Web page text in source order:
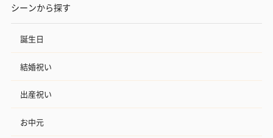
シーンから探す
誕生日
結婚祝い
出産祝い
お中元